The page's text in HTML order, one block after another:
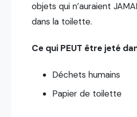
objets qui n’auraient
dans la toilette.
Ce qui PEUT être jeté
Déchets humains
Papier de toilette